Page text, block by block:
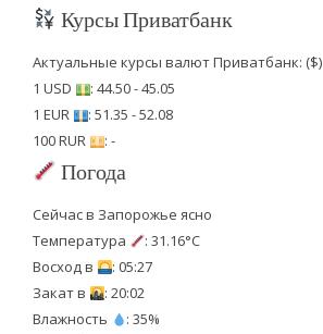
Курсы Приватбанк
Актуальные курсы валют Приватбанк: ($)
1 USD
: 44.50 - 45.05
1 EUR
: 51.35 - 52.08
100 RUR
: -
Погода
Сейчас в Запорожье ясно
Температура
: 31.16°C
Восход в
: 05:27
Закат в
: 20:02
Влажность
: 35%